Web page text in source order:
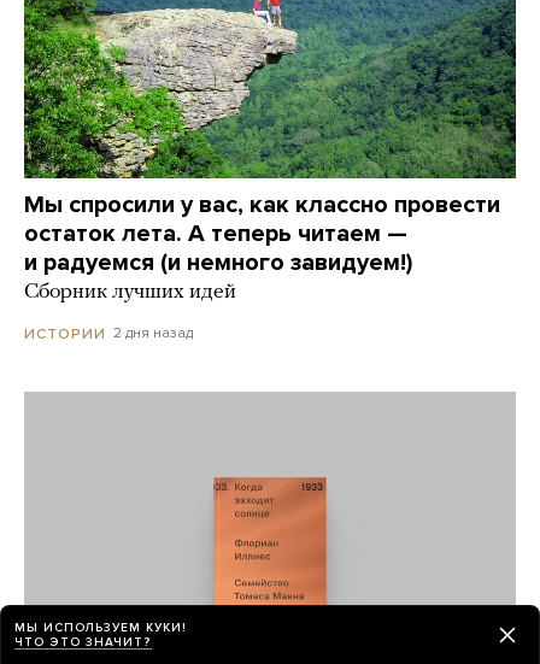
Мы спросили у вас, как классно провести
остаток лета. А теперь читаем —
и радуемся (и немного завидуем!)
Сборник лучших идей
ИСТОРИИ 2 дня назад
МЫ ИСПОЛЬЗУЕМ КУКИ!
ЧТО ЭТО ЗНАЧИТ?